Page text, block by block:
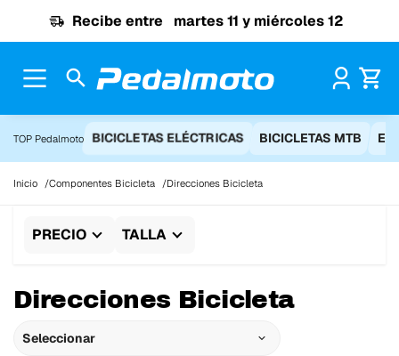
Recibe entre martes 11 y miércoles 12
TOP Pedalmoto BICICLETAS ELÉCTRICAS BICICLETAS MTB
Inicio Componentes Bicicleta Direcciones Bicicleta
PRECIO TALLA
Direcciones Bicicleta
Seleccionar